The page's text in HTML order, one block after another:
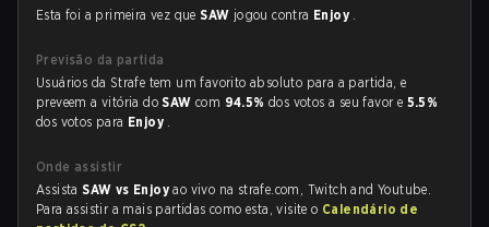
Esta foi a primeira vez queSAW jogou contra Enjoy .
Previsão da partida
Usuários da Strafe tem um favorito absoluto para a partida, e
preveem a vitória doSAWcom 94.5%dos votos a seu favor e 5.5%
dos votos para Enjoy .
Onde assistir
AssistaSAW vs Enjoyao vivo na strafe.com, Twitch and Youtube.
Para assistir a mais partidas como esta, visite o Calendário de